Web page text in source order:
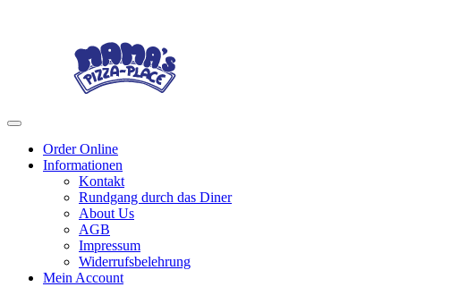
Menu
Order Online
Informationen
Kontakt
Rundgang durch das Diner
About Us
AGB
Impressum
Widerrufsbelehrung
Mein Account